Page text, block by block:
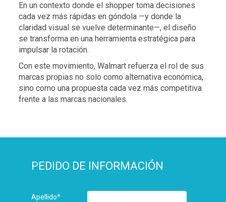
En un contexto donde el shopper toma decisiones
cada vez más rápidas en góndola —y donde la
claridad visual se vuelve determinante—, el diseño
se transforma en una herramienta estratégica para
impulsar la rotación.
Con este movimiento, Walmart refuerza el rol de sus
marcas propias no solo como alternativa económica,
sino como una propuesta cada vez más competitiva
frente a las marcas nacionales.
PEDIDO DE INFORMACIÓN
Apellido*